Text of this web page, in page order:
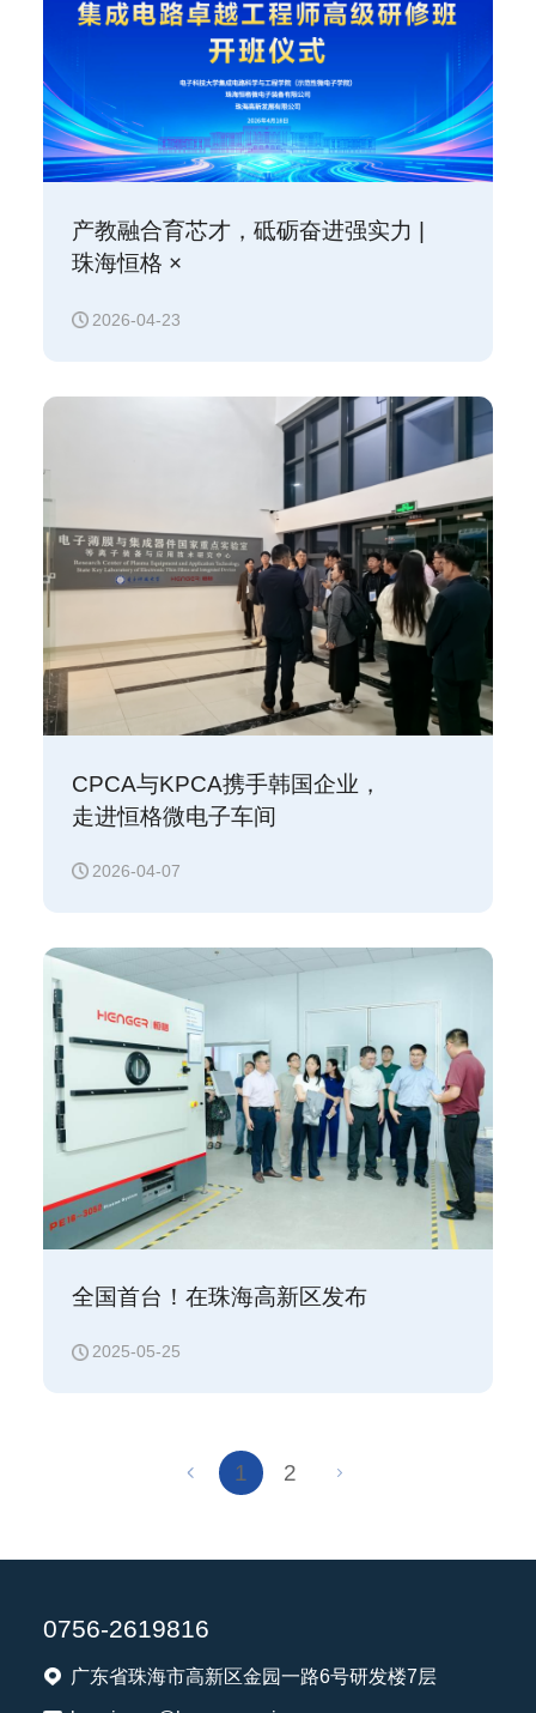
产教融合育芯才，砥砺奋进强实力 |
珠海恒格 ×
2026-04-23
CPCA与KPCA携手韩国企业，
走进恒格微电子车间
2026-04-07
全国首台！在珠海高新区发布
2025-05-25
1 2
0756-2619816
广东省珠海市高新区金园一路6号研发楼7层